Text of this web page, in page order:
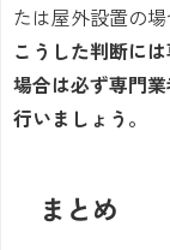
たは屋外設置の
こうした判断に
場合は必ず専門
行いましょう。
まとめ